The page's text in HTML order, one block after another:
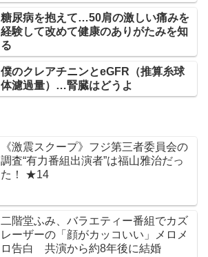
糖尿病を抱えて…50肩の激しい痛みを
経験して改めて健康のありがたみを知
る
僕のクレアチニンとeGFR（推算糸球
体濾過量）…腎臓はどうよ
《激震スクープ》フジ第三者委員会の
調査“有力番組出演者”は福山雅治だっ
た！ ★14
二階堂ふみ、バラエティー番組でカズ
レーザーの「顔がカッコいい」メロメ
ロ告白 共演から約8年後に結婚